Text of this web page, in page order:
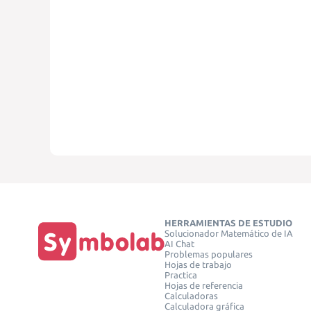
HERRAMIENTAS DE ESTUDIO
Solucionador Matemático de IA
AI Chat
Problemas populares
Hojas de trabajo
Practica
Hojas de referencia
Calculadoras
Calculadora gráfica